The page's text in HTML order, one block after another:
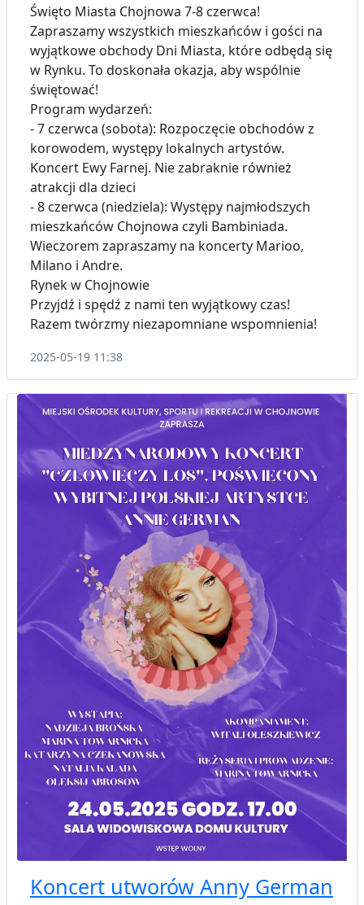
Święto Miasta Chojnowa 7-8 czerwca!
Zapraszamy wszystkich mieszkańców i gości na
wyjątkowe obchody Dni Miasta, które odbędą się
w Rynku. To doskonała okazja, aby wspólnie
świętować!
Program wydarzeń:
- 7 czerwca (sobota): Rozpoczęcie obchodów z
korowodem, występy lokalnych artystów.
Koncert Ewy Farnej. Nie zabraknie również
atrakcji dla dzieci
- 8 czerwca (niedziela): Występy najmłodszych
mieszkańców Chojnowa czyli Bambiniada.
Wieczorem zapraszamy na koncerty Marioo,
Milano i Andre.
Rynek w Chojnowie
Przyjdź i spędź z nami ten wyjątkowy czas!
Razem twórzmy niezapomniane wspomnienia!
2025-05-19 11:38
Koncert utworów Anny German